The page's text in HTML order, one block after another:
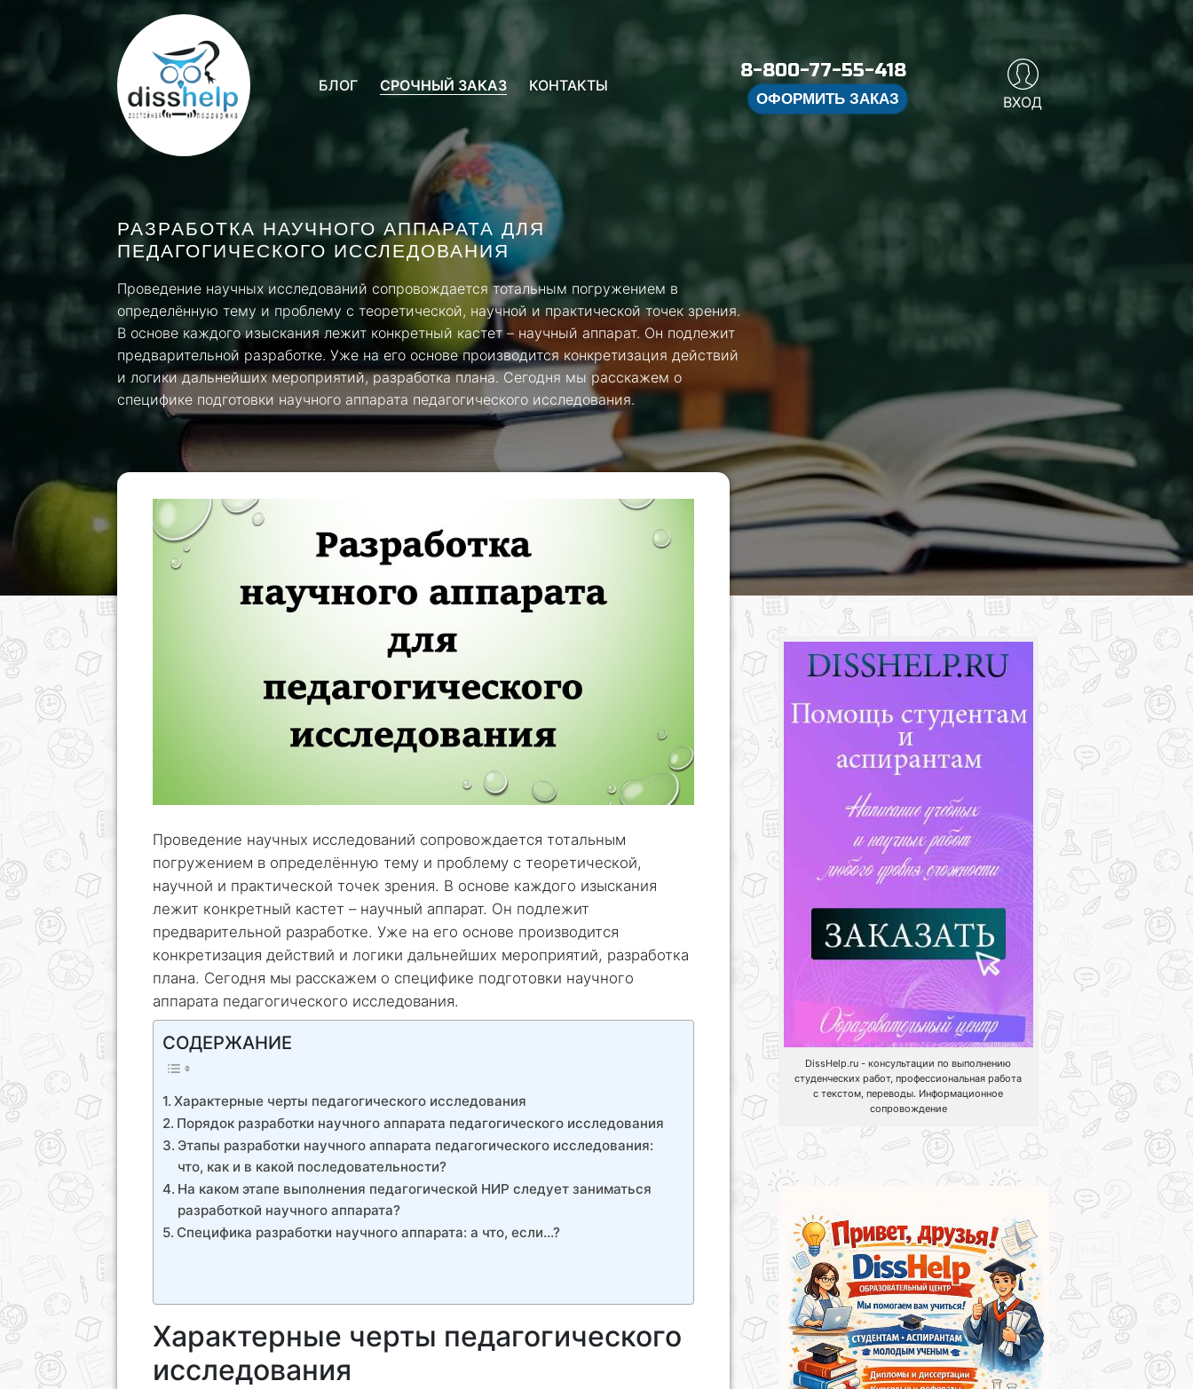
БЛОГ СРОЧНЫЙ ЗАКАЗ КОНТАКТЫ
8-800-77-55-418
ОФОРМИТЬ ЗАКАЗ ВХОД
РАЗРАБОТКА НАУЧНОГО АППАРАТА ДЛЯ
ПЕДАГОГИЧЕСКОГО ИССЛЕДОВАНИЯ
Проведение научных исследований сопровождается тотальным погружением в
определённую тему и проблему с теоретической, научной и практической точек зрения.
В основе каждого изыскания лежит конкретный кастет – научный аппарат. Он подлежит
предварительной разработке. Уже на его основе производится конкретизация действий
и логики дальнейших мероприятий, разработка плана. Сегодня мы расскажем о
специфике подготовки научного аппарата педагогического исследования.
Проведение научных исследований сопровождается тотальным
погружением в определённую тему и проблему с теоретической,
научной и практической точек зрения. В основе каждого изыскания
лежит конкретный кастет – научный аппарат. Он подлежит
предварительной разработке. Уже на его основе производится
конкретизация действий и логики дальнейших мероприятий, разработка
плана. Сегодня мы расскажем о специфике подготовки научного
аппарата педагогического исследования.
СОДЕРЖАНИЕ
Характерные черты педагогического исследования
Порядок разработки научного аппарата педагогического исследования
Этапы разработки научного аппарата педагогического исследования:
что, как и в какой последовательности?
На каком этапе выполнения педагогической НИР следует заниматься
разработкой научного аппарата?
Специфика разработки научного аппарата: а что, если…?
Характерные черты педагогического
исследования
DissHelp.ru - консультации по выполнению
студенческих работ, профессиональная работа
с текстом, переводы. Информационное
сопровождение